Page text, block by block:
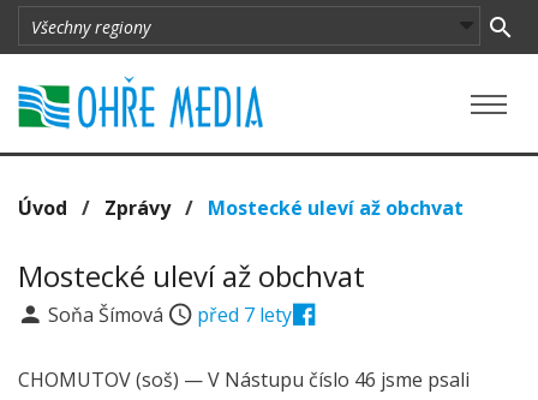
Úvod / Zprávy/ Mostecké uleví až obchvat
Mostecké uleví až obchvat
Soňa Šímová před 7 lety
CHOMUTOV (soš) — V Nástupu číslo 46 jsme psali